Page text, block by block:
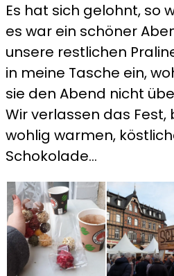
Es hat sich gelohnt, so
es war ein schöner
unsere restlichen
in meine Tasche ein,
sie den Abend nicht
Wir verlassen das
wohlig warmen,
Schokolade…